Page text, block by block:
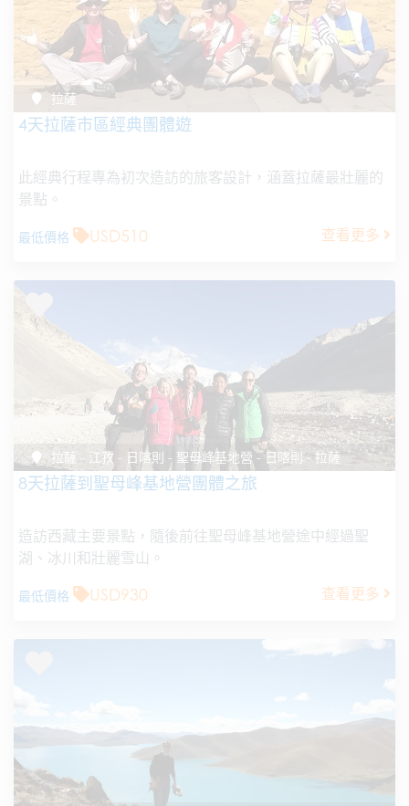
拉薩
4天拉薩市區經典團體遊
此經典行程專為初次造訪的旅客設計，涵蓋拉薩最壯麗的
景點。
最低價格 USD510 查看更多
拉薩 - 江孜 - 日喀則 - 聖母峰基地營 - 日喀則 - 拉薩
8天拉薩到聖母峰基地營團體之旅
造訪西藏主要景點，隨後前往聖母峰基地營途中經過聖
湖、冰川和壯麗雪山。
最低價格 USD930 查看更多